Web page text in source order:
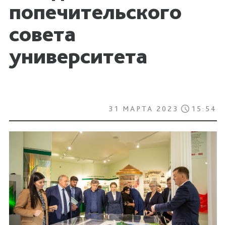
попечительского
совета
университета
31 МАРТА 2023 15:54